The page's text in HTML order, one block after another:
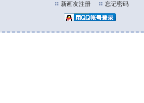
新画友注册 忘记密码